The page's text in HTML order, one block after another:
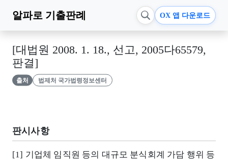
알파로 기출판례 OX 앱 다운로드
[대법원 2008. 1. 18., 선고, 2005다65579,
판결]
출처 법제처 국가법령정보센터
판시사항
[1] 기업체 임직원 등의 대규모 분식회계 가담 행위 등